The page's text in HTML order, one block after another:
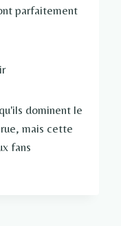
parfaitement
dominent le
mais cette
fans